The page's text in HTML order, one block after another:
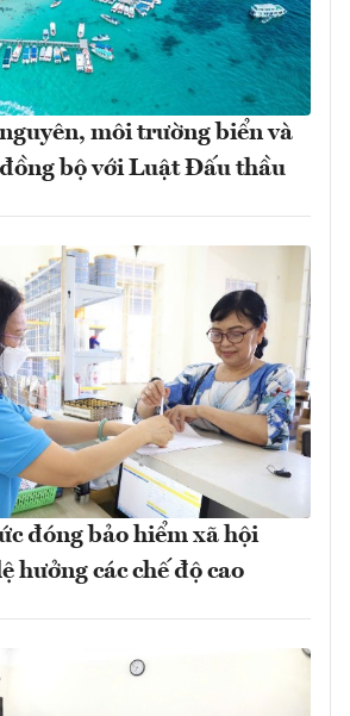
môi trường biển và
bộ với Luật Đấu thầu
đóng bảo hiểm xã hội
hưởng các chế độ cao